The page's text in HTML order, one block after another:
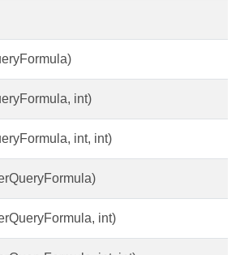
int)
int, int)
int)